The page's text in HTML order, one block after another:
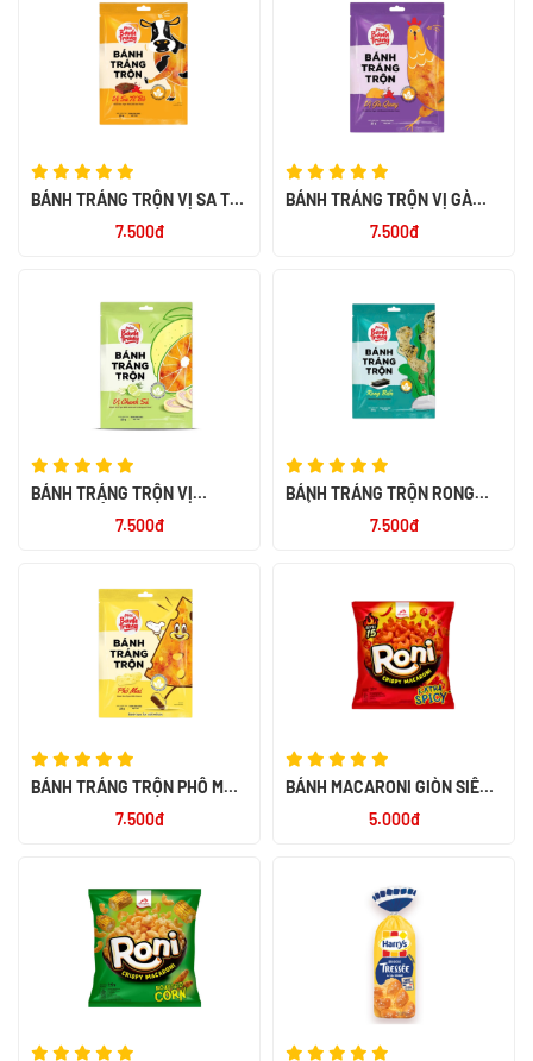
BÁNH TRÁNG TRỘN VỊ SA TẾ
7.500đ
BÁNH TRÁNG TRỘN VỊ GÀ
7.500đ
BÁNH TRÁNG TRỘN VỊ
7.500đ
BÁNH TRÁNG TRỘN RONG
7.500đ
BÁNH TRÁNG TRỘN PHÔ MAI
7.500đ
BÁNH MACARONI GIÒN SIÊU
5.000đ